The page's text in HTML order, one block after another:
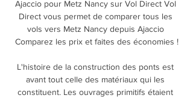
Ajaccio pour Metz Nancy sur Vol Direct Vol
Direct vous permet de comparer tous les
vols vers Metz Nancy depuis Ajaccio
Comparez les prix et faites des économies !
L'histoire de la construction des ponts est
avant tout celle des matériaux qui les
constituent. Les ouvrages primitifs étaient